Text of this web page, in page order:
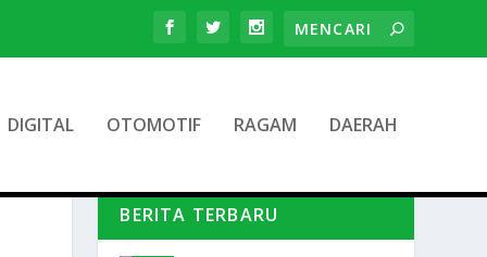
DIGITAL OTOMOTIF RAGAM DAERAH
BERITA TERBARU